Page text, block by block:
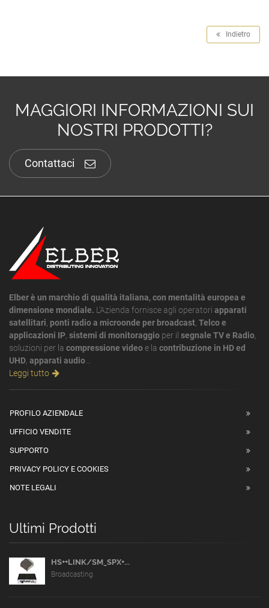
Indietro
MAGGIORI INFORMAZIONI SUI
NOSTRI PRODOTTI?
Contattaci
Elber è un marchio di qualità italiana, con mentalità europea e
dimensione mondiale. L'Azienda fornisce agli operatori apparati
satellitari ponti radio a microonde per broadcast Telco e
applicazioni IP sistemi di monitoraggio per il segnale TV e Radio
soluzioni per la compressione videoe la contribuzione in HD ed
UHD apparati audio
Leggi tutto
PROFILO AZIENDALE
UFFICIO VENDITE
SUPPORTO
PRIVACY POLICY E COOKIES
NOTE LEGALI
Ultimi Prodotti
HS++LINK/SM_SPX+...
Broadcasting